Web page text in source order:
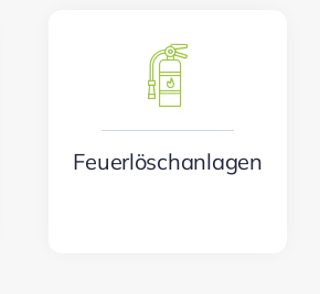
Feuerlöschanlagen